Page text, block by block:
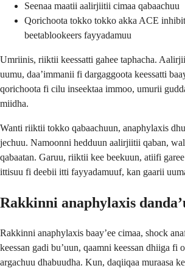
Seenaa maatii aalirjiitii cimaa qabaachuu
Qorichoota tokko tokko akka ACE
beetablookeers fayyadamuu
Umriinis, riiktii keessatti gahee taphacha.
uumu, daa’immanii fi dargaggoota keessatti
qorichoota fi cilu inseektaa immoo, umurii
miidha.
Wanti riiktii tokko qabaachuun, anaphylaxis
jechuu. Namoonni hedduun aalirjiitii qaban,
qabaatan. Garuu, riiktii kee beekuun, atiifi
ittisuu fi deebii itti fayyadamuuf, kan gaarii
Rakkinni anaphylaxis
Rakkinni anaphylaxis baay’ee cimaa, shock
keessan gadi bu’uun, qaamni keessan dhiiga fi
argachuu dhabuudha. Kun, daqiiqaa muraasa